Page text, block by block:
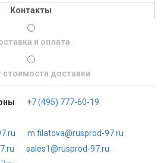
Контакты
и оплата
стоимости доставки
+7 (495) 777-60-19
m.filatova@rusprod-97.ru
sales1@rusprod-97.ru